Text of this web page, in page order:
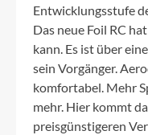
Entwicklungsstufe
Das neue Foil RC
kann. Es ist über
sein Vorgänger.
komfortabel. Mehr
mehr. Hier kommt
preisgünstigeren